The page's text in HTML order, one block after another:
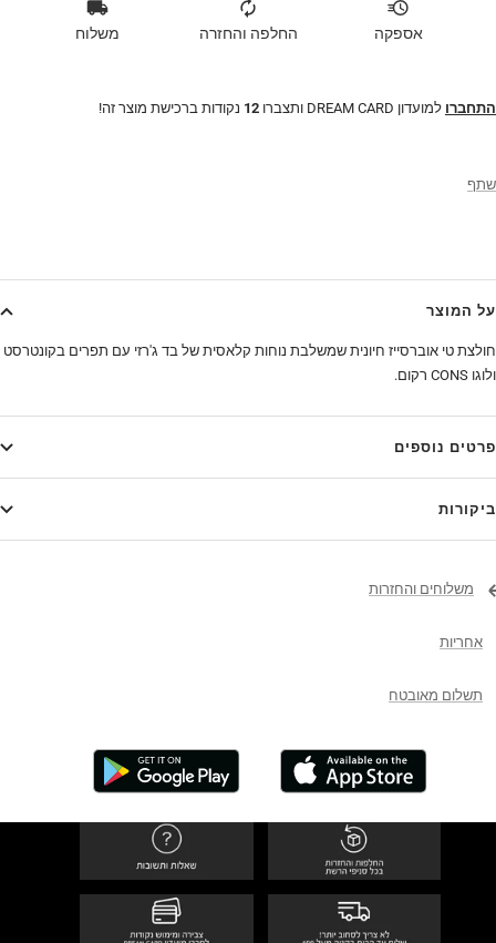
אספקה החלפה והחזרה משלוח
התחברו למועדון DREAM CARD ותצברו 12 נקודות ברכישת מוצר זה!
שתף
על המוצר
חולצת טי אוברסייז חיונית שמשלבת נוחות קלאסית של בד ג'רזי עם תפרים בקונטרסט
ולוגו CONS רקום.
פרטים נוספים
ביקורות
משלוחים והחזרות
אחריות
תשלום מאובטח